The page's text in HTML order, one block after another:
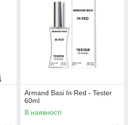
Armand Basi In Red - Tester
60ml
В наявності